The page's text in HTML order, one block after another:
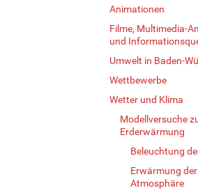
Animationen
Filme, Multimedia-
und
Umwelt in Baden-
Wettbewerbe
Wetter und Klima
Modellversuche
Erderwärmung
Beleuchtung
Erwärmung der
Atmosphäre